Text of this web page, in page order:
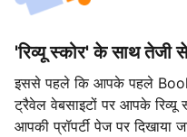
'रिव्यू स्कोर' के साथ
इससे पहले कि आपके पहले
ट्रैवेल वेबसाइटों पर आपके रिव्यू
आपकी प्रॉपर्टी पेज पर दिखाया